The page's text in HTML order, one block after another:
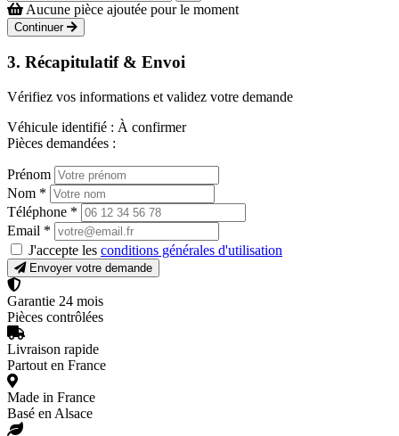
Aucune pièce ajoutée pour le moment
Continuer
3. Récapitulatif & Envoi
Vérifiez vos informations et validez votre demande
Véhicule identifié : À confirmer
Pièces demandées :
Prénom
Nom *
Téléphone *
Email *
J'accepte les conditions générales d'utilisation
Envoyer votre demande
Garantie 24 mois
Pièces contrôlées
Livraison rapide
Partout en France
Made in France
Basé en Alsace